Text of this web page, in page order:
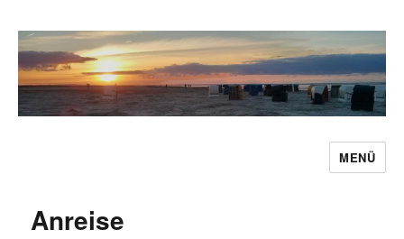
Ferienwohnung Caro Carolinensiel
MENÜ
Anreise